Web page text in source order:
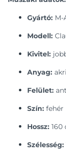
Gyártó: M-
Modell:
Kivitel:
Anyag:
Felület:
Szín: fehér
Hossz: 160
Szélesség: